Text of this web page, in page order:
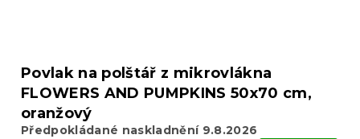
Povlak na polštář z mikrovlákna
FLOWERS AND PUMPKINS 50x70 cm,
oranžový
Předpokládané naskladnění 9.8.2026